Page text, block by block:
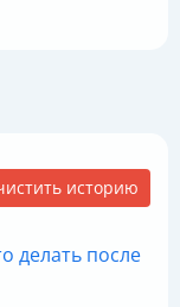
историю
делать после